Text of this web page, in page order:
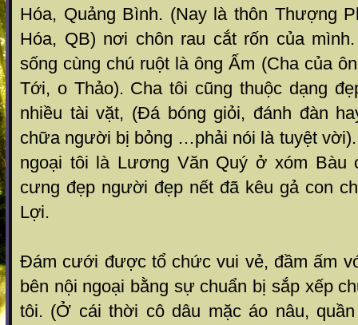
Hóa, Quảng Bình. (Nay là thôn Thư ợng
Hóa, QB) nơi c hôn rau cắt rốn của
sống cùng chú ruột l à ông Ấm (Cha của
Tới, o Thảo). Cha tôi cũng thu ộc dạng
nhi ều tài vặt, (Đá bóng giỏi, đánh đ àn
chữa ngư ời bị bỏng …phải nói là tuyệt v
ngoại t ôi là Lương Văn Quý ở xóm Bàu
cưng đẹp người đ ẹp nết đã kêu gả con
Lợi.
Đám cưới được tổ chức vui vẻ, đầm ấm
bên nội ngoại bằng s ự chuẩn bị sắp xếp
tôi. (Ở cái thời cô dâu mặc áo nâu,